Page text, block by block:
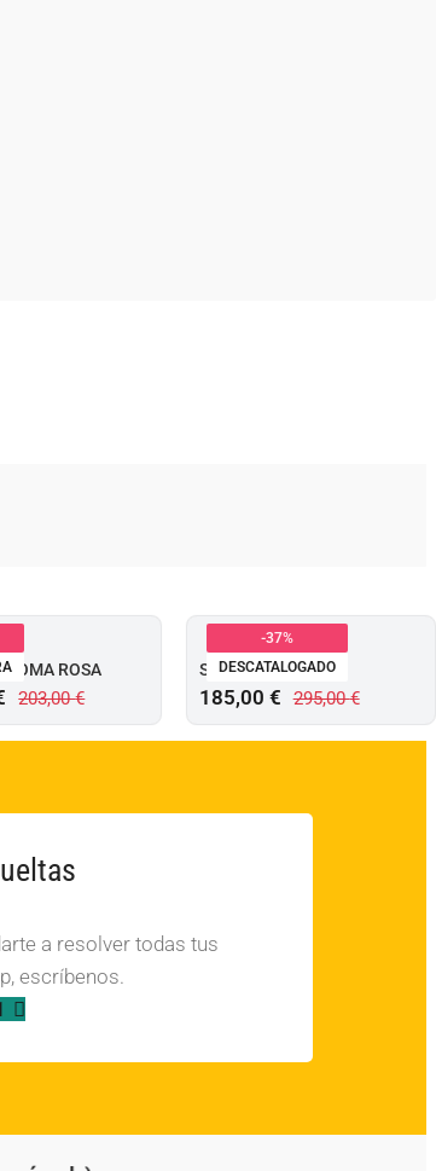
ROSA
203,00€
-37%
DESCATALOGADO
SILLÓN CRUZADO
295,00€
185,00 €
a resolver todas tus
escríbenos.